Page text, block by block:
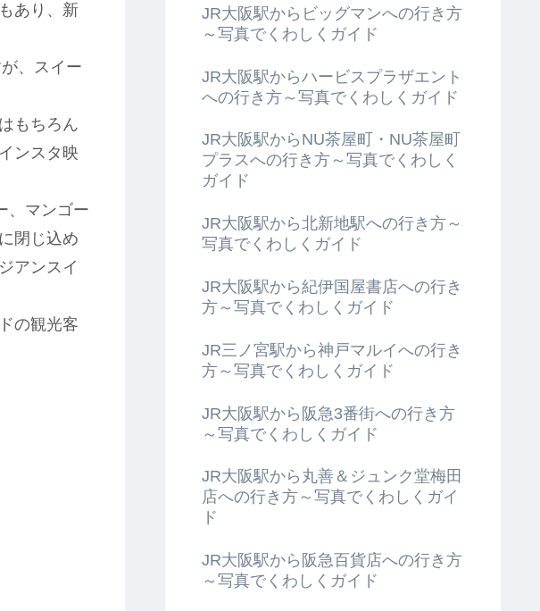
あり、新
、スイー
もちろん
ンスタ映
、マンゴー
閉じ込め
アンスイ
の観光客
JR大阪駅からビッグマンへの行き方
～写真でくわしくガイド
JR大阪駅からハービスプラザエント
への行き方～写真でくわしくガイド
JR大阪駅からNU茶屋町・NU茶屋町
プラスへの行き方～写真でくわしく
ガイド
JR大阪駅から北新地駅への行き方～
写真でくわしくガイド
JR大阪駅から紀伊国屋書店への行き
方～写真でくわしくガイド
JR三ノ宮駅から神戸マルイへの行き
方～写真でくわしくガイド
JR大阪駅から阪急3番街への行き方
～写真でくわしくガイド
JR大阪駅から丸善＆ジュンク堂梅田
店への行き方～写真でくわしくガイ
ド
JR大阪駅から阪急百貨店への行き方
～写真でくわしくガイド